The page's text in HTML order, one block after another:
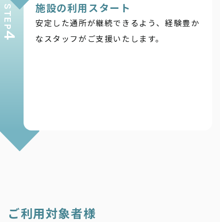
STEP
4
施設の利用スタート
安定した通所が継続できるよう、経験豊か
なスタッフがご支援いたします。
ご利用対象者様